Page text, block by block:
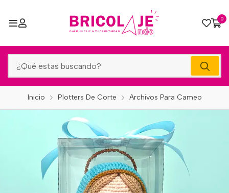
0
Inicio Plotters De Corte Archivos Para Cameo